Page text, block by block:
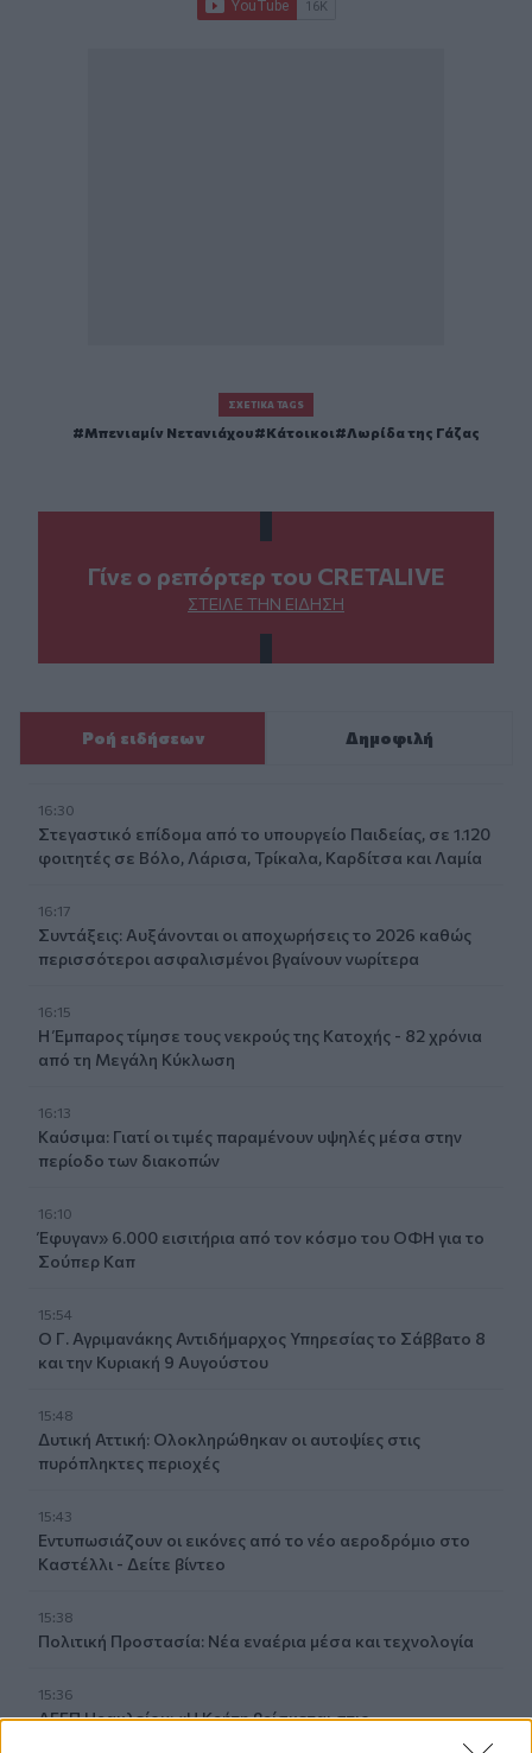
ΣΧΕΤΙΚΆ TAGS
Μπενιαμίν Νετανιάχου Κάτοικοι Λωρίδα της Γάζας
Γίνε ο ρεπόρτερ του CRETALIVE
ΣΤΕΊΛΕ ΤΗΝ ΕΊΔΗΣΗ
Ροή ειδήσεων Δημοφιλή
16:30
Στεγαστικό επίδομα από το υπουργείο Παιδείας, σε 1.120
φοιτητές σε Βόλο, Λάρισα, Τρίκαλα, Καρδίτσα και Λαμία
16:17
Συντάξεις: Αυξάνονται οι αποχωρήσεις το 2026 καθώς
περισσότεροι ασφαλισμένοι βγαίνουν νωρίτερα
16:15
Η Έμπαρος τίμησε τους νεκρούς της Κατοχής - 82 χρόνια
από τη Μεγάλη Κύκλωση
16:13
Καύσιμα: Γιατί οι τιμές παραμένουν υψηλές μέσα στην
περίοδο των διακοπών
16:10
Έφυγαν» 6.000 εισιτήρια από τον κόσμο του ΟΦΗ για το
Σούπερ Καπ
15:54
Ο Γ. Αγριμανάκης Αντιδήμαρχος Υπηρεσίας το Σάββατο 8
και την Κυριακή 9 Αυγούστου
15:48
Δυτική Αττική: Ολοκληρώθηκαν οι αυτοψίες στις
πυρόπληκτες περιοχές
15:43
Εντυπωσιάζουν οι εικόνες από το νέο αεροδρόμιο στο
Καστέλλι - Δείτε βίντεο
15:38
Πολιτική Προστασία: Νέα εναέρια μέσα και τεχνολογία
15:36
ΔΕΕΠ Ηρακλείου: «Η Κρήτη βρίσκεται στις